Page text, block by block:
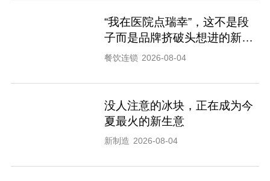
“我在医院点瑞幸”，这不是段
子而是品牌挤破头想进的新渠
道
餐饮连锁 2026-08-04
没人注意的冰块，正在成为今
夏最火的新生意
新制造 2026-08-04